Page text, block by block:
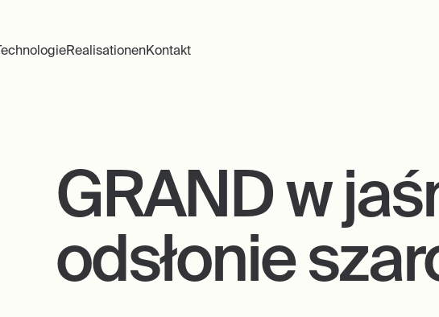
TechnologieRealisationenKontakt
GRAND w
odsłonie